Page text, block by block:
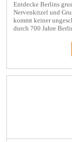
Entdecke Berlins
Nervenkitzel und
kommt keiner
durch 700 Jahre